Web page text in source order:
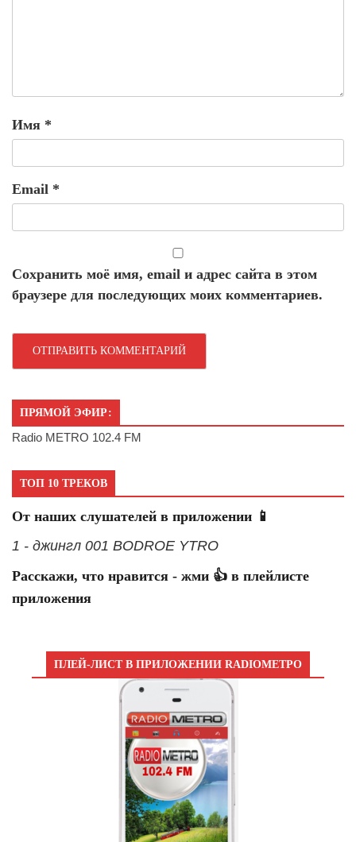
Имя *
Email *
Сохранить моё имя, email и адрес сайта в этом
браузере для последующих моих комментариев.
ПРЯМОЙ ЭФИР:
Radio METRO 102.4 FM
ТОП 10 ТРЕКОВ
От наших слушателей в приложении 📱
1 - джингл 001 BODROE YTRO
Расскажи, что нравится - жми 👍 в плейлисте
приложения
ПЛЕЙ-ЛИСТ В ПРИЛОЖЕНИИ RADIOМЕТРО